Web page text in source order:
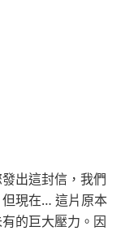
出這封信，我們
現在… 這片原本
的巨大壓力。因